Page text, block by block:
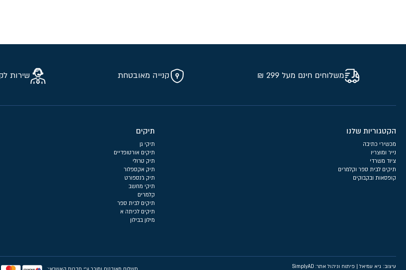
משלוחים חינם מעל 299 ₪ קנייה מאובטחת שירות
הקטגוריות שלנו
מכשירי כתיבה
נייר ומוצריו
ציוד משרדי
תיקים לבית ספר וקלמרים
קופסאות ובקבוקים
תיקים
תיקי גן
תיקים אורטופדיים
תיק טרולי
תיק אקספלור
תיק ג'נספורט
תיקי מחשב
קלמרים
תיקים לבית ספר
תיקים לכיתה א
מילון בבילון
עיצוב: גיא עמיאל | פיתוח וניהול אתר: SimplyAD